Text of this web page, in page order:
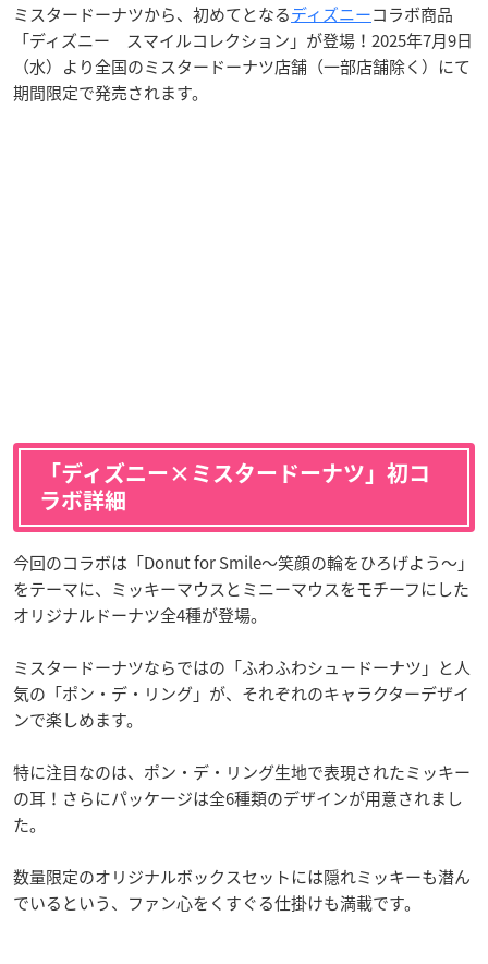
ミスタードーナツから、初めてとなるディズニーコラボ商品
「ディズニー スマイルコレクション」が登場！2025年7月9日
（水）より全国のミスタードーナツ店舗（一部店舗除く）にて
期間限定で発売されます。
「ディズニー×ミスタードーナツ」初コ
ラボ詳細
今回のコラボは「Donut for Smile～笑顔の輪をひろげよう～」
をテーマに、ミッキーマウスとミニーマウスをモチーフにした
オリジナルドーナツ全4種が登場。
ミスタードーナツならではの「ふわふわシュードーナツ」と人
気の「ポン・デ・リング」が、それぞれのキャラクターデザイ
ンで楽しめます。
特に注目なのは、ポン・デ・リング生地で表現されたミッキー
の耳！さらにパッケージは全6種類のデザインが用意されまし
た。
数量限定のオリジナルボックスセットには隠れミッキーも潜ん
でいるという、ファン心をくすぐる仕掛けも満載です。